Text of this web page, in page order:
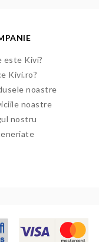
este Kivi?
Kivi.ro?
noastre
noastre
nostru